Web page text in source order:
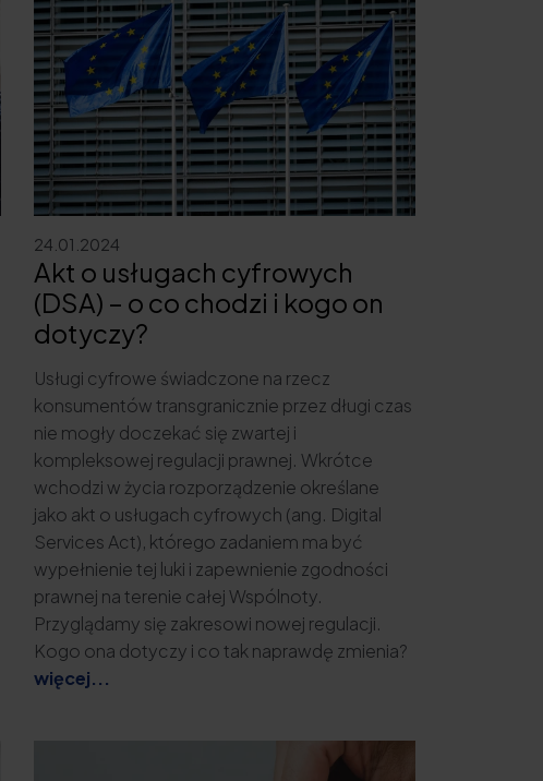
24.01.2024
Akt o usługach cyfrowych
(DSA) – o co chodzi i kogo on
dotyczy?
Usługi cyfrowe świadczone na rzecz
konsumentów transgranicznie przez długi czas
nie mogły doczekać się zwartej i
kompleksowej regulacji prawnej. Wkrótce
wchodzi w życia rozporządzenie określane
jako akt o usługach cyfrowych (ang. Digital
Services Act), którego zadaniem ma być
wypełnienie tej luki i zapewnienie zgodności
prawnej na terenie całej Wspólnoty.
Przyglądamy się zakresowi nowej regulacji.
Kogo ona dotyczy i co tak naprawdę zmienia?
więcej...